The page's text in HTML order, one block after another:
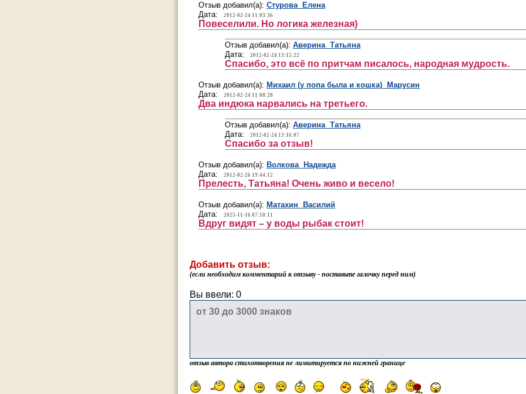
Отзыв добавил(а): Стурова Елена
Дата:
2012-02-24 11:03:36
Повеселили. Но логика железная)
Отзыв добавил(а): Аверина Татьяна
Дата:
2012-02-24 13:15:22
Спасибо, это всё по притчам писалось, народная мудрость.
Отзыв добавил(а): Михаил (у попа была и кошка) Марусин
Дата:
2012-02-24 11:08:28
Два индюка нарвались на третьего.
Отзыв добавил(а): Аверина Татьяна
Дата:
2012-02-24 13:16:07
Спасибо за отзыв!
Отзыв добавил(а): Волкова Надежда
Дата:
2012-02-26 19:44:12
Прелесть, Татьяна! Очень живо и весело!
Отзыв добавил(а): Матахин Василий
Дата:
2025-11-16 07:10:11
Вдруг видят – у воды рыбак стоит!
Добавить отзыв:
(если необходим комментарий к отзыву - поставьте галочку перед ним)
Вы ввели: 0
отзыв автора стихотворения не лимитируется по нижней границе